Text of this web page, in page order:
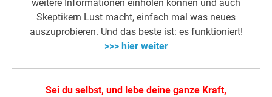
weitere Informationen einholen können und auch
Skeptikern Lust macht, einfach mal was neues
auszuprobieren. Und das beste ist: es funktioniert!
>>> hier weiter
Sei du selbst, und lebe deine ganze Kraft,